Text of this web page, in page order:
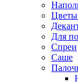
Цветы
Для
Спреи
Саше